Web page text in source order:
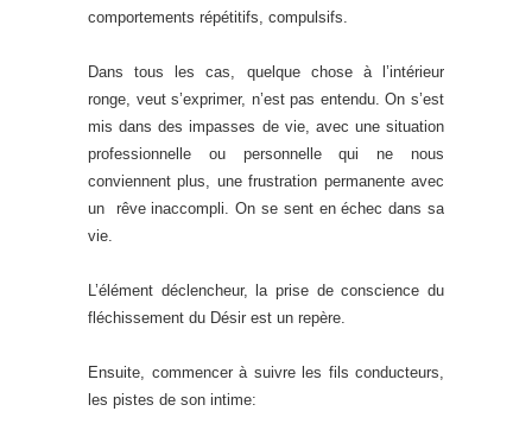
comportements répétitifs, compulsifs.
Dans tous les cas, quelque chose à l’intérieur
ronge, veut s’exprimer, n’est pas entendu. On s’est
mis dans des impasses de vie, avec une situation
professionnelle ou personnelle qui ne nous
conviennent plus, une frustration permanente avec
un rêve inaccompli. On se sent en échec dans sa
vie.
L’élément déclencheur, la prise de conscience du
fléchissement du Désir est un repère.
Ensuite, commencer à suivre les fils conducteurs,
les pistes de son intime: